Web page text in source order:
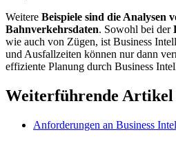
Weitere Beispiele sind die Analysen
Bahnverkehrsdaten. Sowohl bei der
wie auch von Zügen, ist Business
und Ausfallzeiten können nur dann
effiziente Planung durch Business
Weiterführende Artikel
Anforderungen an Business